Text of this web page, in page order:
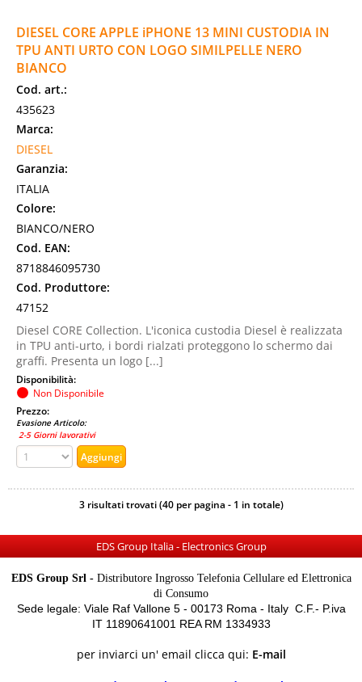
DIESEL CORE APPLE iPHONE 13 MINI CUSTODIA IN
TPU ANTI URTO CON LOGO SIMILPELLE NERO
BIANCO
Cod. art.:
435623
Marca:
DIESEL
Garanzia:
ITALIA
Colore:
BIANCO/NERO
Cod. EAN:
8718846095730
Cod. Produttore:
47152
Diesel CORE Collection. L'iconica custodia Diesel è realizzata
in TPU anti-urto, i bordi rialzati proteggono lo schermo dai
graffi. Presenta un logo [...]
Disponibilità:
Non Disponibile
Prezzo:
Evasione Articolo:
2-5 Giorni lavorativi
3 risultati trovati (40 per pagina - 1 in totale)
EDS Group Italia - Electronics Group
EDS Group Srl -Distributore Ingrosso Telefonia Cellulare ed Elettronica
di Consumo
Sede legale: Viale Raf Vallone 5 - 00173 Roma - Italy C.F.- P.iva
IT 11890641001 REA RM 1334933
per inviarci un' email clicca qui: E-mail